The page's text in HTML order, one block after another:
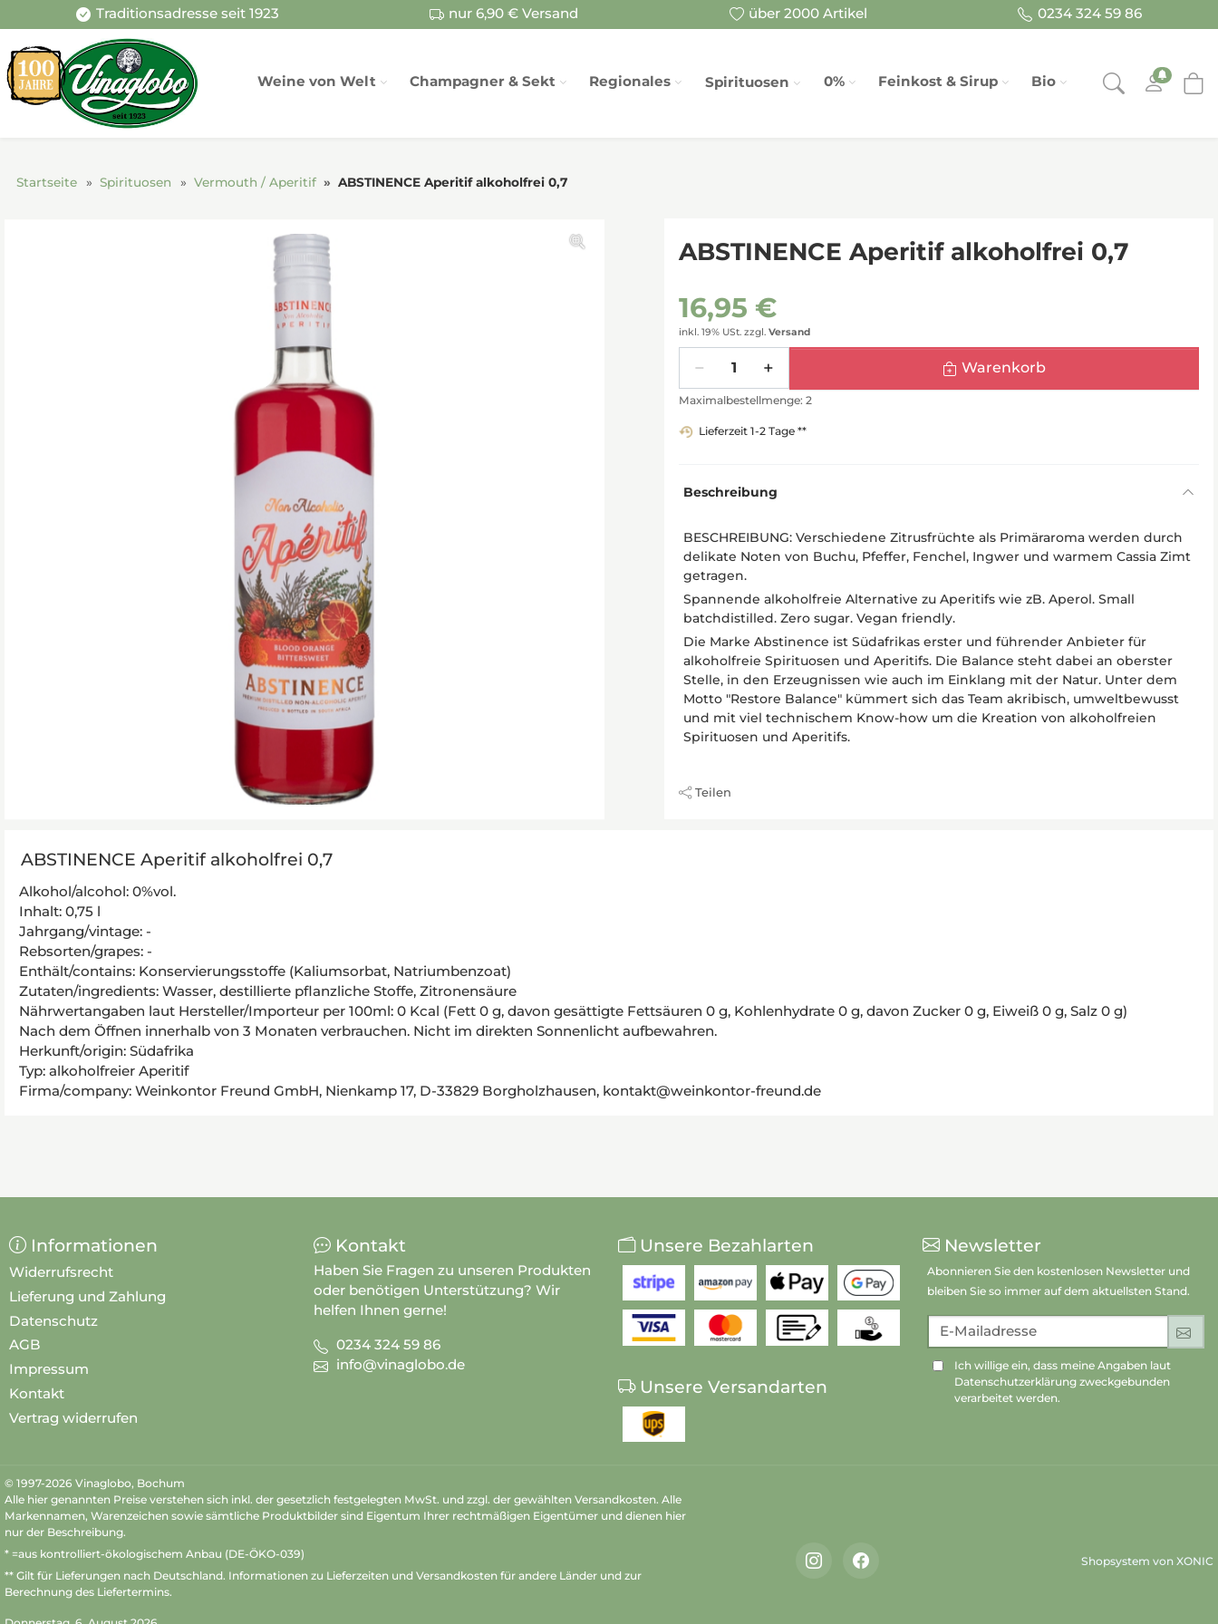
Traditionsadresse seit 1923 nur 6,90 € Versand über 2000 Artikel 0234 324 59 86
Weine von Welt Champagner & Sekt Regionales Spirituosen 0% Feinkost & Sirup Bio
Startseite Spirituosen Vermouth / Aperitif ABSTINENCE Aperitif alkoholfrei 0,7
ABSTINENCE Aperitif alkoholfrei 0,7
16,95 €
inkl. 19% USt. zzgl. Versand
Warenkorb
Maximalbestellmenge: 2
Lieferzeit 1-2 Tage **
Beschreibung
BESCHREIBUNG: Verschiedene Zitrusfrüchte als Primäraroma werden durch
delikate Noten von Buchu, Pfeffer, Fenchel, Ingwer und warmem Cassia Zimt
getragen.
Spannende alkoholfreie Alternative zu Aperitifs wie zB. Aperol. Small
batchdistilled. Zero sugar. Vegan friendly.
Die Marke Abstinence ist Südafrikas erster und führender Anbieter für
alkoholfreie Spirituosen und Aperitifs. Die Balance steht dabei an oberster
Stelle, in den Erzeugnissen wie auch im Einklang mit der Natur. Unter dem
Motto "Restore Balance" kümmert sich das Team akribisch, umweltbewusst
und mit viel technischem Know-how um die Kreation von alkoholfreien
Spirituosen und Aperitifs.
Teilen
ABSTINENCE Aperitif alkoholfrei 0,7
Alkohol/alcohol: 0%vol.
Inhalt: 0,75 l
Jahrgang/vintage: -
Rebsorten/grapes: -
Enthält/contains: Konservierungsstoffe (Kaliumsorbat, Natriumbenzoat)
Zutaten/ingredients: Wasser, destillierte pflanzliche Stoffe, Zitronensäure
Nährwertangaben laut Hersteller/Importeur per 100ml: 0 Kcal (Fett 0 g, davon gesättigte Fettsäuren 0 g, Kohlenhydrate 0 g, davon Zucker 0 g, Eiweiß 0 g, Salz 0 g)
Nach dem Öffnen innerhalb von 3 Monaten verbrauchen. Nicht im direkten Sonnenlicht aufbewahren.
Herkunft/origin: Südafrika
Typ: alkoholfreier Aperitif
Firma/company: Weinkontor Freund GmbH, Nienkamp 17, D-33829 Borgholzhausen, kontakt@weinkontor-freund.de
Informationen
Widerrufsrecht
Lieferung und Zahlung
Datenschutz
AGB
Impressum
Kontakt
Vertrag widerrufen
Kontakt
Haben Sie Fragen zu unseren Produkten
oder benötigen Unterstützung? Wir
helfen Ihnen gerne!
0234 324 59 86
info@vinaglobo.de
Unsere Bezahlarten
Unsere Versandarten
Newsletter
Abonnieren Sie den kostenlosen Newsletter und
bleiben Sie so immer auf dem aktuellsten Stand.
E-Mailadresse
Ich willige ein, dass meine Angaben laut
Datenschutzerklärung zweckgebunden
verarbeitet werden.
© 1997-2026 Vinaglobo, Bochum
Alle hier genannten Preise verstehen sich inkl. der gesetzlich festgelegten MwSt. und zzgl. der gewählten Versandkosten. Alle
Markennamen, Warenzeichen sowie sämtliche Produktbilder sind Eigentum Ihrer rechtmäßigen Eigentümer und dienen hier
nur der Beschreibung.
* =aus kontrolliert-ökologischem Anbau (DE-ÖKO-039)
** Gilt für Lieferungen nach Deutschland. Informationen zu Lieferzeiten und Versandkosten für andere Länder und zur
Berechnung des Liefertermins.
InstagramFacebook Shopsystem von XONIC